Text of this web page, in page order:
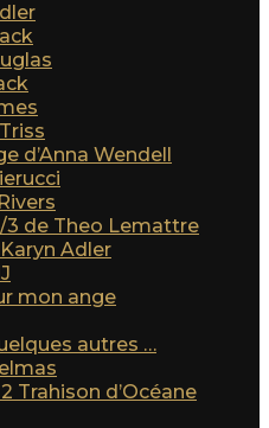
d’Anna Wendell
3 de Theo Lemattre
Adler
mon ange
autres …
Trahison d’Océane